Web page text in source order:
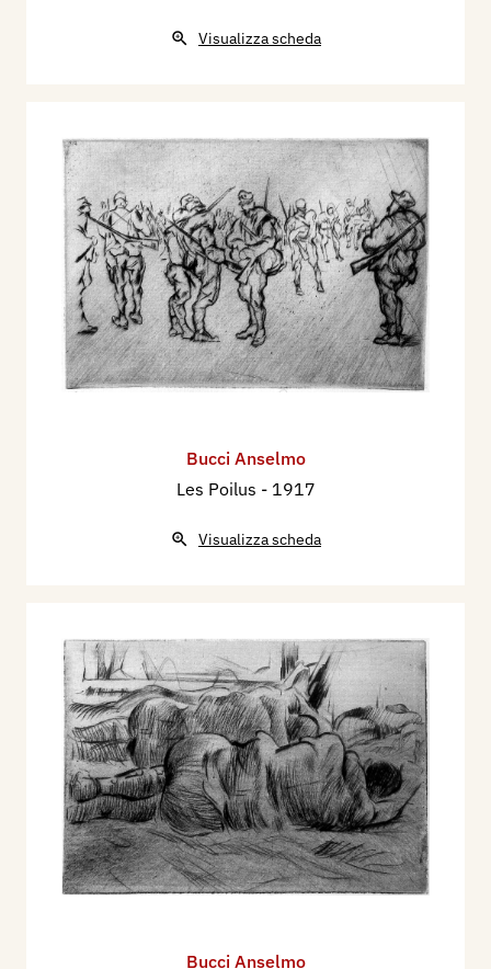
Visualizza scheda
Bucci Anselmo
Les Poilus - 1917
Visualizza scheda
Bucci Anselmo